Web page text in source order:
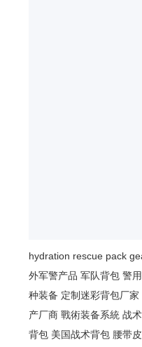
hydration rescue pack
外军警产品 军队背包 警
种装备 定制迷彩背包厂家
产厂商 戰術装备系統 战
背包 美国战术背包 腰带